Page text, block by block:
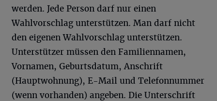
werden. Jede Person darf nur einen
Wahlvorschlag unterstützen. Man darf nicht
den eigenen Wahlvorschlag unterstützen.
Unterstützer müssen den Familiennamen,
Vornamen, Geburtsdatum, Anschrift
(Hauptwohnung), E-Mail und Telefonnummer
(wenn vorhanden) angeben. Die Unterschrift